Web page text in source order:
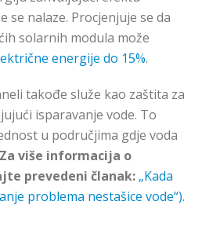
se nalaze. Procjenjuje se da
solarnih modula može
energije do 15%.
takođe služe kao zaštita za
isparavanje vode. To
u područjima gdje voda
Za više informacija o
prevedeni članak: „Kada
problema nestašice vode“).